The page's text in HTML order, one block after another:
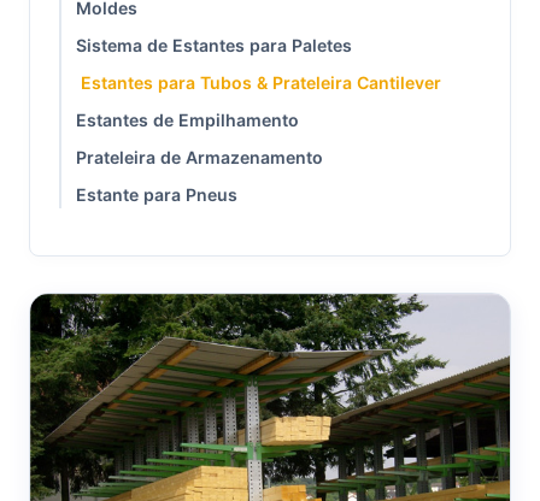
Moldes
Sistema de Estantes para Paletes
Estantes para Tubos & Prateleira Cantilever
Estantes de Empilhamento
Prateleira de Armazenamento
Estante para Pneus